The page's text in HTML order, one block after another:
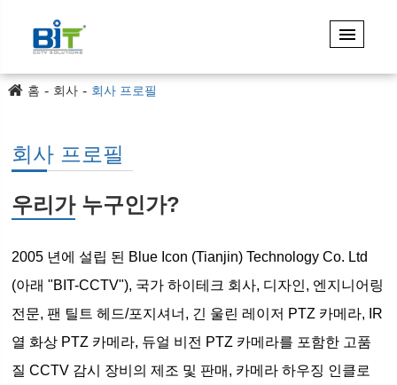
홈 회사 회사 프로필
회사 프로필
우리가 누구인가?
2005 년에 설립 된 Blue Icon (Tianjin) Technology Co. Ltd
(아래 "BIT-CCTV"), 국가 하이테크 회사, 디자인, 엔지니어링
전문, 팬 틸트 헤드/포지셔너, 긴 울린 레이저 PTZ 카메라, IR
열 화상 PTZ 카메라, 듀얼 비전 PTZ 카메라를 포함한 고품
질 CCTV 감시 장비의 제조 및 판매, 카메라 하우징 인클로